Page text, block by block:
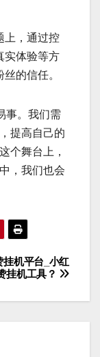
上，通过控
实体验等方
的信任。
事。我们需
提高自己的
个舞台上，
，我们也会
挂机平台_小红
挂机工具？